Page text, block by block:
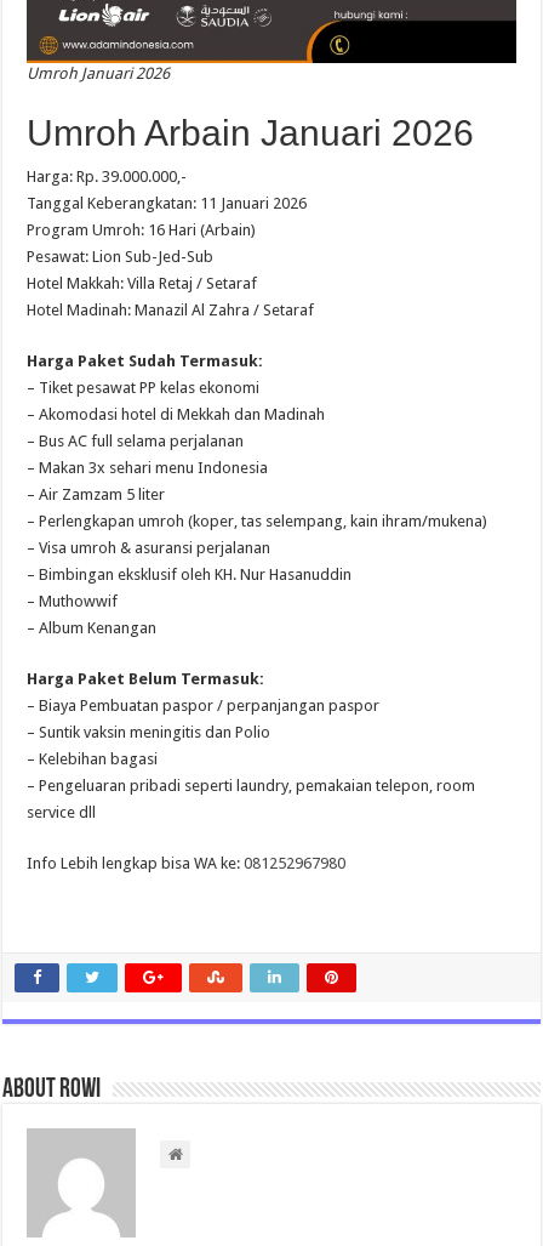
Umroh Januari 2026
Umroh Arbain Januari 2026
Harga: Rp. 39.000.000,-
Tanggal Keberangkatan: 11 Januari 2026
Program Umroh: 16 Hari (Arbain)
Pesawat: Lion Sub-Jed-Sub
Hotel Makkah: Villa Retaj / Setaraf
Hotel Madinah: Manazil Al Zahra / Setaraf
Harga Paket Sudah Termasuk:
– Tiket pesawat PP kelas ekonomi
– Akomodasi hotel di Mekkah dan Madinah
– Bus AC full selama perjalanan
– Makan 3x sehari menu Indonesia
– Air Zamzam 5 liter
– Perlengkapan umroh (koper, tas selempang, kain ihram/mukena)
– Visa umroh & asuransi perjalanan
– Bimbingan eksklusif oleh KH. Nur Hasanuddin
– Muthowwif
– Album Kenangan
Harga Paket Belum Termasuk:
– Biaya Pembuatan paspor / perpanjangan paspor
– Suntik vaksin meningitis dan Polio
– Kelebihan bagasi
– Pengeluaran pribadi seperti laundry, pemakaian telepon, room
service dll
Info Lebih lengkap bisa WA ke:081252967980
About rowi